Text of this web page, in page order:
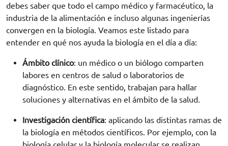
debes saber que todo el campo médico y farmacéutico, la
industria de la alimentación e incluso algunas ingenierías
convergen en la biología. Veamos este listado para
entender en qué nos ayuda la biología en el día a día:
Ámbito clínico: un médico o un biólogo comparten
labores en centros de salud o laboratorios de
diagnóstico. En este sentido, trabajan para hallar
soluciones y alternativas en el ámbito de la salud.
Investigación científica: aplicando las distintas ramas de
la biología en métodos científicos. Por ejemplo, con la